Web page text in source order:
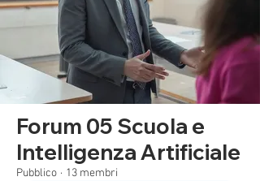
Forum 05 Scuola e
Intelligenza Artificiale
Pubblico · 13 membri